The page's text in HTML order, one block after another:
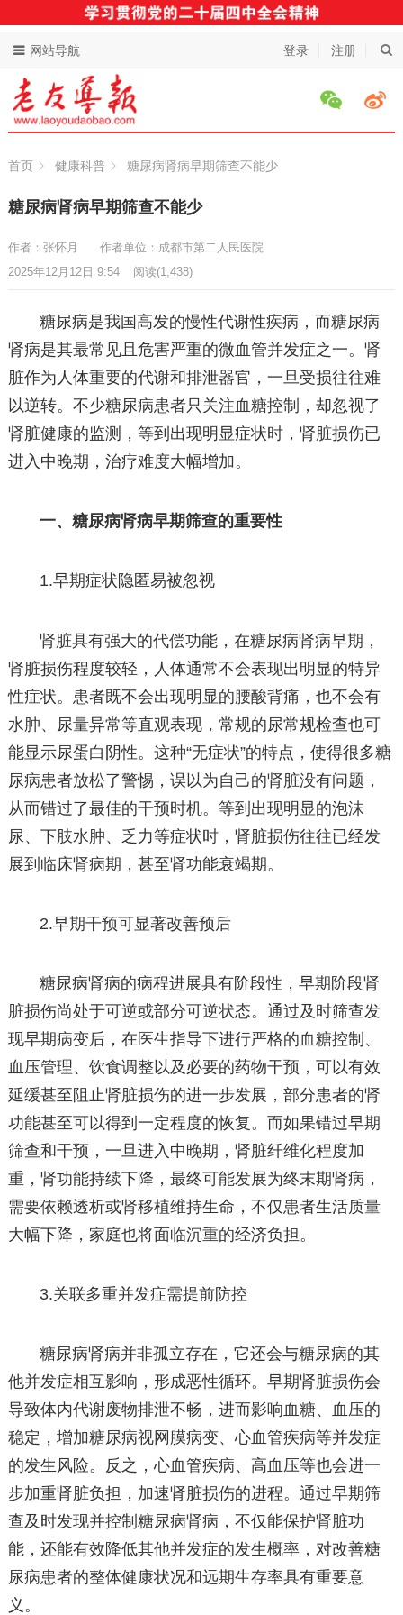
登录 注册
网站导航
首页 健康科普 糖尿病肾病早期筛查不能少
糖尿病肾病早期筛查不能少
作者：张怀月
作者单位：成都市第二人民医院
2025年12月12日 9:54
阅读(1,438)
糖尿病是我国高发的慢性代谢性疾病，而糖尿病
肾病是其最常见且危害严重的微血管并发症之一。肾
脏作为人体重要的代谢和排泄器官，一旦受损往往难
以逆转。不少糖尿病患者只关注血糖控制，却忽视了
肾脏健康的监测，等到出现明显症状时，肾脏损伤已
进入中晚期，治疗难度大幅增加。
一、糖尿病肾病早期筛查的重要性
1.早期症状隐匿易被忽视
肾脏具有强大的代偿功能，在糖尿病肾病早期，
肾脏损伤程度较轻，人体通常不会表现出明显的特异
性症状。患者既不会出现明显的腰酸背痛，也不会有
水肿、尿量异常等直观表现，常规的尿常规检查也可
能显示尿蛋白阴性。这种“无症状”的特点，使得很多糖
尿病患者放松了警惕，误以为自己的肾脏没有问题，
从而错过了最佳的干预时机。等到出现明显的泡沫
尿、下肢水肿、乏力等症状时，肾脏损伤往往已经发
展到临床肾病期，甚至肾功能衰竭期。
2.早期干预可显著改善预后
糖尿病肾病的病程进展具有阶段性，早期阶段肾
脏损伤尚处于可逆或部分可逆状态。通过及时筛查发
现早期病变后，在医生指导下进行严格的血糖控制、
血压管理、饮食调整以及必要的药物干预，可以有效
延缓甚至阻止肾脏损伤的进一步发展，部分患者的肾
功能甚至可以得到一定程度的恢复。而如果错过早期
筛查和干预，一旦进入中晚期，肾脏纤维化程度加
重，肾功能持续下降，最终可能发展为终末期肾病，
需要依赖透析或肾移植维持生命，不仅患者生活质量
大幅下降，家庭也将面临沉重的经济负担。
3.关联多重并发症需提前防控
糖尿病肾病并非孤立存在，它还会与糖尿病的其
他并发症相互影响，形成恶性循环。早期肾脏损伤会
导致体内代谢废物排泄不畅，进而影响血糖、血压的
稳定，增加糖尿病视网膜病变、心血管疾病等并发症
的发生风险。反之，心血管疾病、高血压等也会进一
步加重肾脏负担，加速肾脏损伤的进程。通过早期筛
查及时发现并控制糖尿病肾病，不仅能保护肾脏功
能，还能有效降低其他并发症的发生概率，对改善糖
尿病患者的整体健康状况和远期生存率具有重要意
义。